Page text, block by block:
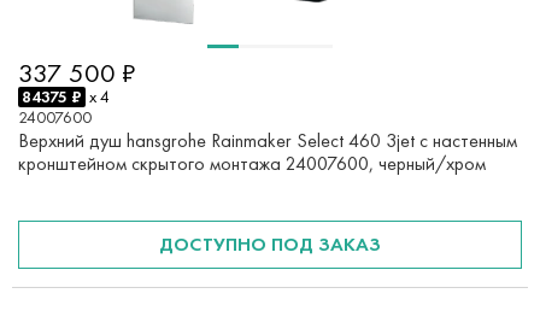
337 500 ₽
84375 ₽ x 4
24007600
Верхний душ hansgrohe Rainmaker Select 460 3jet с настенным
кронштейном скрытого монтажа 24007600, черный/хром
ДОСТУПНО ПОД ЗАКАЗ